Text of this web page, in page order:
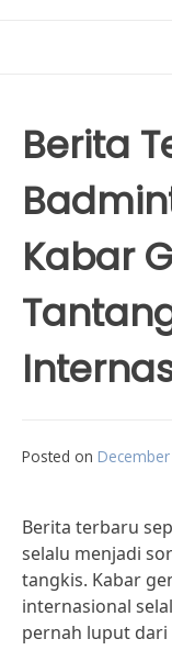
Berita
Kabar
Posted on
Berita terbaru
selalu menjadi
tangkis. Kabar
internasional
pernah luput